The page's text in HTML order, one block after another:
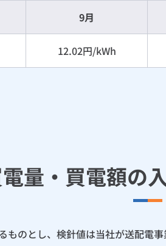
9月
12.02円/kWh
量・買電額の
のとし、検針値は当社が送配電事